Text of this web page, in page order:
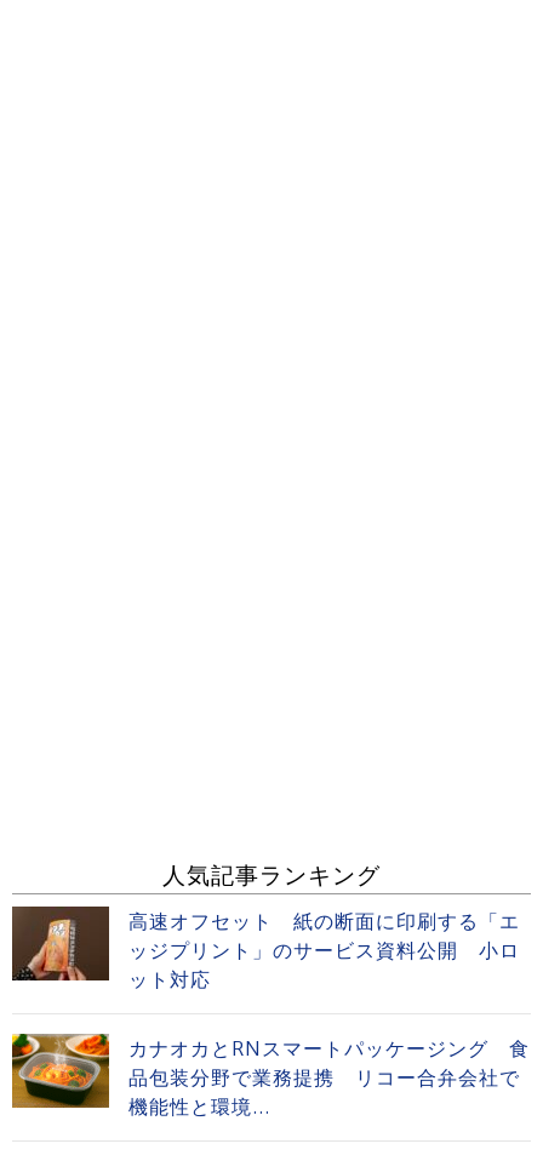
人気記事ランキング
高速オフセット 紙の断面に印刷する「エ
ッジプリント」のサービス資料公開 小ロ
ット対応
カナオカとRNスマートパッケージング 食
品包装分野で業務提携 リコー合弁会社で
機能性と環境...